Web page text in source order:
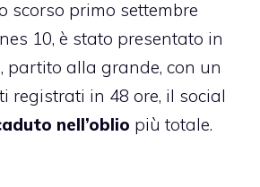
scorso primo settembre
10, è stato presentato in
partito alla grande, con un
registrati in 48 ore, il social
nell’oblio più totale.